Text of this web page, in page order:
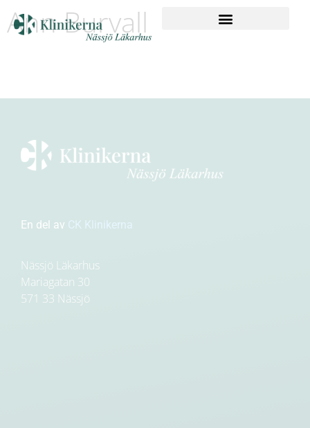
Ann Burvall
En del av CK Klinikerna
Nässjö Läkarhus
Mariagatan 30
571 33 Nässjö